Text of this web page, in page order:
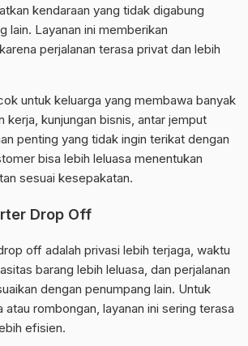
kendaraan yang tidak digabung
lain. Layanan ini memberikan
perjalanan terasa privat dan lebih
untuk keluarga yang membawa banyak
kerja, kunjungan bisnis, antar jemput
penting yang tidak ingin terikat dengan
bisa lebih leluasa menentukan
sesuai kesepakatan.
Drop Off
off adalah privasi lebih terjaga, waktu
barang lebih leluasa, dan perjalanan
dengan penumpang lain. Untuk
atau rombongan, layanan ini sering terasa
efisien.